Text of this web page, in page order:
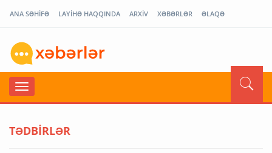
ANA SƏHİFƏ LAYİHƏ HAQQINDA ARXİV XƏBƏRLƏR ƏLAQƏ
TƏDBİRLƏR